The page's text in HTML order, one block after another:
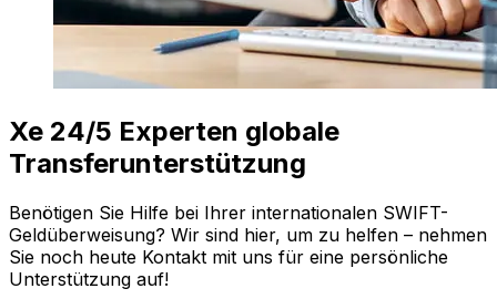
Xe 24/5 Experten globale
Transferunterstützung
Benötigen Sie Hilfe bei Ihrer internationalen SWIFT-
Geldüberweisung? Wir sind hier, um zu helfen – nehmen
Sie noch heute Kontakt mit uns für eine persönliche
Unterstützung auf!